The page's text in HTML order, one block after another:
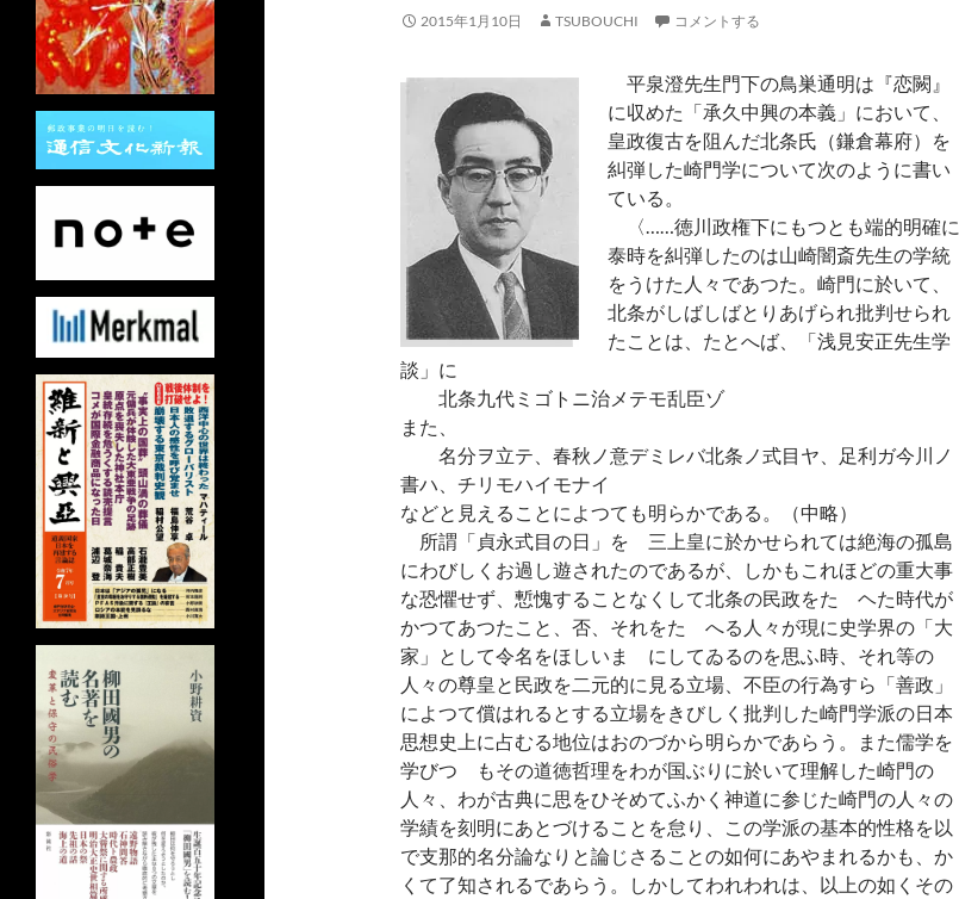
2015年1月10日 TSUBOUCHI コメントする
平泉澄先生門下の鳥巣通明は『恋闕』
に収めた「承久中興の本義」において、
皇政復古を阻んだ北条氏（鎌倉幕府）を
糾弾した崎門学について次のように書い
ている。
〈……徳川政権下にもつとも端的明確に
泰時を糾弾したのは山崎闇斎先生の学統
をうけた人々であつた。崎門に於いて、
北条がしばしばとりあげられ批判せられ
たことは、たとへば、「浅見安正先生学
談」に
北条九代ミゴトニ治メテモ乱臣ゾ
また、
名分ヲ立テ、春秋ノ意デミレバ北条ノ式目ヤ、足利ガ今川ノ
書ハ、チリモハイモナイ
などと見えることによつても明らかである。（中略）
所謂「貞永式目の日」を 三上皇に於かせられては絶海の孤島
にわびしくお過し遊されたのであるが、しかもこれほどの重大事
な恐懼せず、慙愧することなくして北条の民政をたゝヘた時代が
かつてあつたこと、否、それをたゝへる人々が現に史学界の「大
家」として令名をほしいまゝにしてゐるのを思ふ時、それ等の
人々の尊皇と民政を二元的に見る立場、不臣の行為すら「善政」
によつて償はれるとする立場をきびしく批判した崎門学派の日本
思想史上に占むる地位はおのづから明らかであらう。また儒学を
学びつゝもその道徳哲理をわが国ぶりに於いて理解した崎門の
人々、わが古典に思をひそめてふかく神道に参じた崎門の人々の
学績を刻明にあとづけることを怠り、この学派の基本的性格を以
で支那的名分論なりと論じさることの如何にあやまれるかも、か
くて了知されるであらう。しかしてわれわれは、以上の如くその